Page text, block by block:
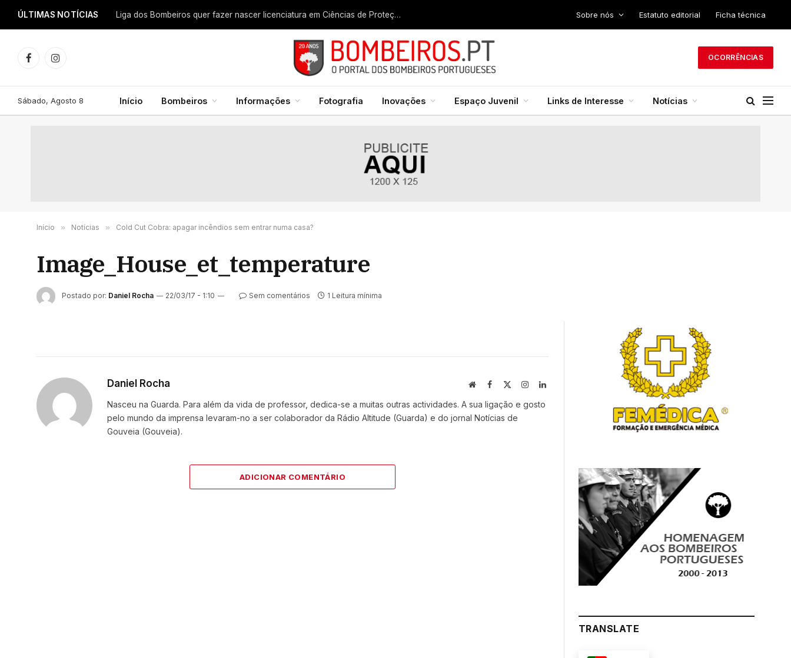
ÚLTIMAS NOTÍCIAS Liga dos Bombeiros quer fazer nascer licenciatura em Ciências de Proteção Civil e Bombeiros Sobre nós Estatuto editorial Ficha técnica
FacebookInstagram
OCORRÊNCIAS
Sábado, Agosto 8 Início Bombeiros Informações Fotografia Inovações Espaço Juvenil Links de Interesse Notícias
Início » Notícias » Cold Cut Cobra: apagar incêndios sem entrar numa casa?
Image_House_et_temperature
Postado por: Daniel Rocha 22/03/17 - 1:10 Sem comentários 1 Leitura mínima
Daniel Rocha WebsiteFacebook InstagramLinkedIn
Nasceu na Guarda. Para além da vida de professor, dedica-se a muitas outras actividades. A sua ligação e gosto
pelo mundo da imprensa levaram-no a ser colaborador da Rádio Altitude (Guarda) e do jornal Notícias de
Gouveia (Gouveia).
ADICIONAR COMENTÁRIO
TRANSLATE